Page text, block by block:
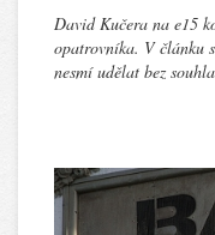
David Kučera na e15
opatrovníka. V článku
nesmí udělat bez